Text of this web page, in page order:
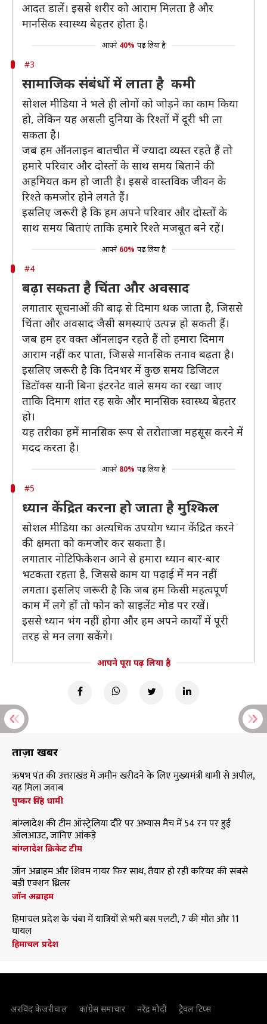
आदत डालें। इससे शरीर को आराम मिलता है और
मानसिक स्वास्थ्य बेहतर होता है।
आपने 40% पढ़ लिया है
#3
सामाजिक संबंधों में लाता है कमी
सोशल मीडिया ने भले ही लोगों को जोड़ने का काम किया
हो, लेकिन यह असली दुनिया के रिश्तों में दूरी भी ला
सकता है।
जब हम ऑनलाइन बातचीत में ज्यादा व्यस्त रहते हैं तो
हमारे परिवार और दोस्तों के साथ समय बिताने की
अहमियत कम हो जाती है। इससे वास्तविक जीवन के
रिश्ते कमजोर होने लगते हैं।
इसलिए जरूरी है कि हम अपने परिवार और दोस्तों के
साथ समय बिताएं ताकि हमारे रिश्ते मजबूत बने रहें।
आपने 60% पढ़ लिया है
#4
बढ़ा सकता है चिंता और अवसाद
लगातार सूचनाओं की बाढ़ से दिमाग थक जाता है, जिससे
चिंता और अवसाद जैसी समस्याएं उत्पन्न हो सकती हैं।
जब हम हर वक्त ऑनलाइन रहते हैं तो हमारा दिमाग
आराम नहीं कर पाता, जिससे मानसिक तनाव बढ़ता है।
इसलिए जरूरी है कि दिनभर में कुछ समय डिजिटल
डिटॉक्स यानी बिना इंटरनेट वाले समय का रखा जाए
ताकि दिमाग शांत रह सके और मानसिक स्वास्थ्य बेहतर
हो।
यह तरीका हमें मानसिक रूप से तरोताजा महसूस करने में
मदद करता है।
आपने 80% पढ़ लिया है
#5
ध्यान केंद्रित करना हो जाता है मुश्किल
सोशल मीडिया का अत्यधिक उपयोग ध्यान केंद्रित करने
की क्षमता को कमजोर कर सकता है।
लगातार नोटिफिकेशन आने से हमारा ध्यान बार-बार
भटकता रहता है, जिससे काम या पढ़ाई में मन नहीं
लगता। इसलिए जरूरी है कि जब हम किसी महत्वपूर्ण
काम में लगे हों तो फोन को साइलेंट मोड पर रखें।
इससे ध्यान भंग नहीं होगा और हम अपने कार्यों में पूरी
तरह से मन लगा सकेंगे।
आपने पूरा पढ़ लिया है
ताज़ा खबरें
ऋषभ पंत की उत्तराखंड में जमीन खरीदने के लिए मुख्यमंत्री धामी से अपील,
यह मिला जवाब
पुष्कर सिंह धामी
बांग्लादेश की टीम ऑस्ट्रेलिया दौरे पर अभ्यास मैच में 54 रन पर हुई
ऑलआउट, जानिए आंकड़े
बांग्लादेश क्रिकेट टीम
जॉन अब्राहम और शिवम नायर फिर साथ, तैयार हो रही करियर की सबसे
बड़ी एक्शन थ्रिलर
जॉन अब्राहम
हिमाचल प्रदेश के चंबा में यात्रियों से भरी बस पलटी, 7 की मौत और 11
घायल
हिमाचल प्रदेश
अरविंद केजरीवाल कांग्रेस समाचार नरेंद्र मोदी ट्रैवल टिप्स